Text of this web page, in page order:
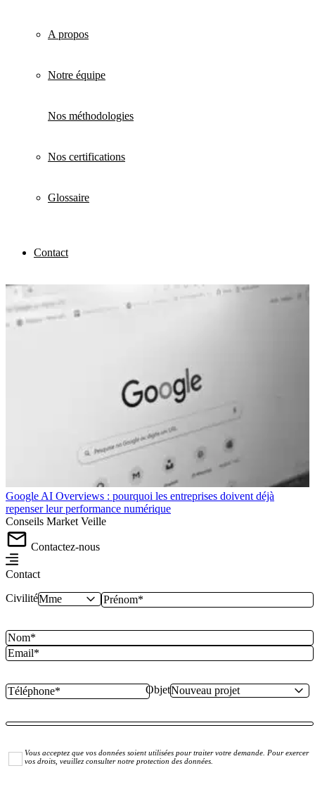
A propos
Notre équipe
Nos méthodologies
Nos certifications
Glossaire
Contact
Google AI Overviews : pourquoi les entreprises doivent déjà
repenser leur performance numérique
Conseils Market Veille
Contactez-nous
Contact
Civilité
Objet
Vous acceptez que vos données soient utilisées pour traiter votre demande. Pour exercer
vos droits, veuillez consulter notre protection des données.